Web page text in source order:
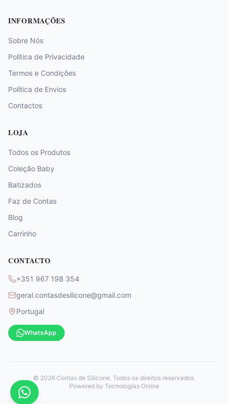
INFORMAÇÕES
Sobre Nós
Política de Privacidade
Termos e Condições
Política de Envios
Contactos
LOJA
Todos os Produtos
Coleção Baby
Batizados
Faz de Contas
Blog
Carrinho
CONTACTO
+351 967 198 354
geral.contasdesilicone@gmail.com
Portugal
WhatsApp
© 2026Contas de Silicone. Todos os direitos reservados.
Powered by Tecnologias Online